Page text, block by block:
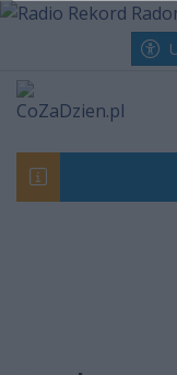
Przejdź do głównych
Przejdź do
Przejdź do